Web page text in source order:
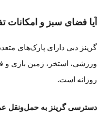
فضای سبز و امکانات
دبی دارای پارک‌های
استخر، زمین بازی و
است.
گرینز به حمل‌ونقل